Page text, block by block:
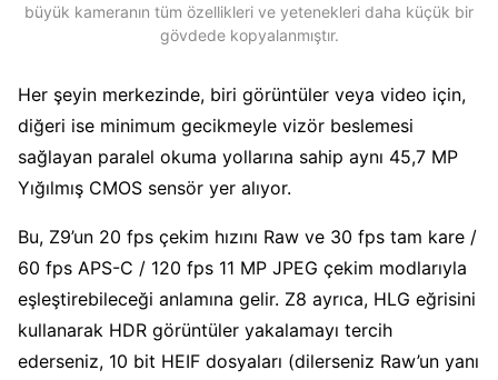
büyük kameranın tüm özellikleri ve yetenekleri daha küçük bir
gövdede kopyalanmıştır.
Her şeyin merkezinde, biri görüntüler veya video için,
diğeri ise minimum gecikmeyle vizör beslemesi
sağlayan paralel okuma yollarına sahip aynı 45,7 MP
Yığılmış CMOS sensör yer alıyor.
Bu, Z9’un 20 fps çekim hızını Raw ve 30 fps tam kare /
60 fps APS-C / 120 fps 11 MP JPEG çekim modlarıyla
eşleştirebileceği anlamına gelir. Z8 ayrıca, HLG eğrisini
kullanarak HDR görüntüler yakalamayı tercih
ederseniz, 10 bit HEIF dosyaları (dilerseniz Raw’un yanı